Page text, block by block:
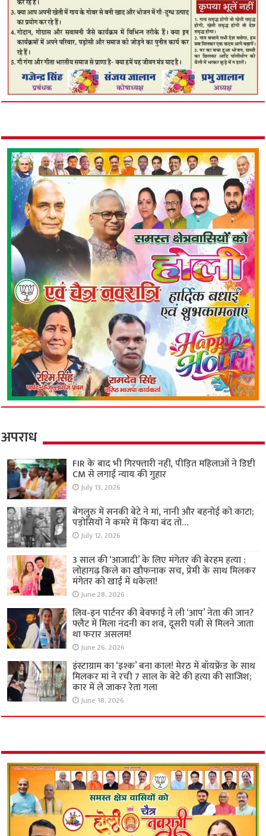
अपराध
FIR के बाद भी गिरफ्तारी नहीं, पीड़ित महिलाओं ने डिप्टी
CM से लगाई न्याय की गुहार
July 13, 2026
बेंगलुरु में सनकी बेटे ने मां, नानी और बहनोई को काटा;
पड़ोसियों ने कमरे में किया बंद तो…
July 12, 2026
3 साल की ‘आजादी’ के लिए मंगेतर की बेरहम हत्या :
लोहागढ़ किले का खौफनाक सच, प्रेमी के साथ मिलकर
मंगेतर को खाई में धकेला!
June 28, 2026
लिव-इन पार्टनर की बेवफाई ने ली ‘आप’ नेता की जान?
फ्लैट में मिला नंदनी का शव, दूसरी पत्नी से मिलने जाता
था फरार असलम!
June 26, 2026
इंस्टाग्राम का ‘इश्क’ बना काल! मेरठ में बॉयफ्रेंड के साथ
मिलकर मां ने रची 7 साल के बेटे की हत्या की साजिश;
कार में ले जाकर रेता गला
June 18, 2026